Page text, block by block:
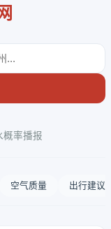
概率播报
空气质量 出行建议